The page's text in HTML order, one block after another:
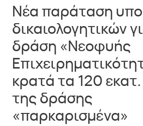
Νέα παράταση
δικαιολογητικών
δράση «Νεοφυής
κρατά τα 120
της δράσης
«παρκαρισμένα»